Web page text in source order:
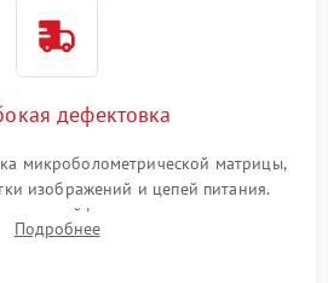
дефектовка
микроболометрической матрицы,
изображений и цепей питания.
шлейфов, модуля памяти и
сгоревших SMD-компонентов
Подробнее